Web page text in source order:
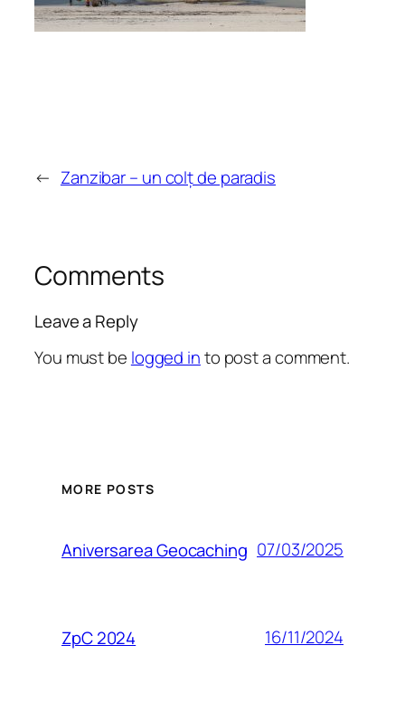
← Zanzibar – un colț de paradis
Comments
Leave a Reply
You must be logged into post a comment.
MORE POSTS
Aniversarea Geocaching 07/03/2025
ZpC 2024 16/11/2024